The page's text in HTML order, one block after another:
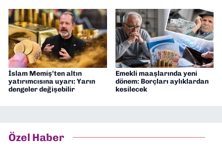
İslam Memiş’ten altın
yatırımcısına uyarı: Yarın
dengeler değişebilir
Emekli maaşlarında yeni
dönem: Borçları aylıklardan
kesilecek
Özel Haber